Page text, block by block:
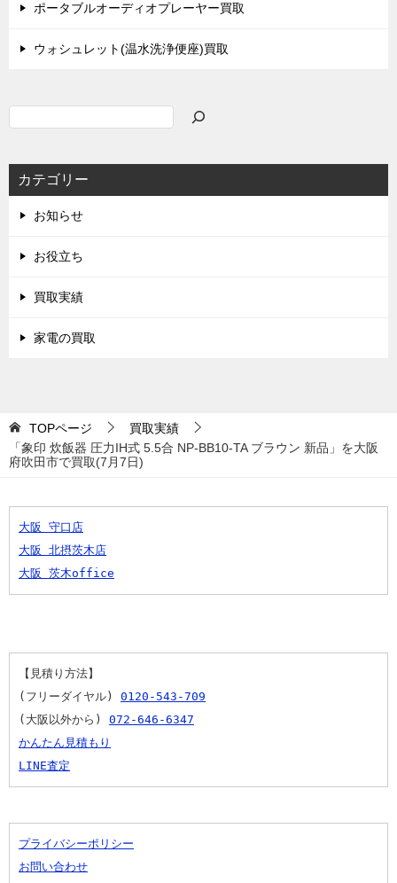
ポータブルオーディオプレーヤー買取
ウォシュレット(温水洗浄便座)買取
カテゴリー
お知らせ
お役立ち
買取実績
家電の買取
TOPページ
買取実績
「象印 炊飯器 圧力IH式 5.5合 NP-BB10-TA ブラウン 新品」を大阪
府吹田市で買取(7月7日)
大阪 守口店
大阪 北摂茨木店
大阪 茨木office
【見積り方法】
(フリーダイヤル) 0120-543-709
(大阪以外から) 072-646-6347
かんたん見積もり
LINE査定
プライバシーポリシー
お問い合わせ